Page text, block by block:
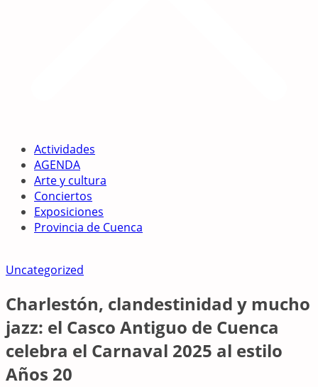
Actividades
AGENDA
Arte y cultura
Conciertos
Exposiciones
Provincia de Cuenca
Uncategorized
Charlestón, clandestinidad y mucho
jazz: el Casco Antiguo de Cuenca
celebra el Carnaval 2025 al estilo
Años 20